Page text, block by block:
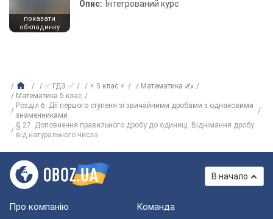
показати
обкладинку
Опис: Інтегрований курс
✅ ГДЗ ✅ ⚡ 5 клас ⚡
Математика ✍
Математика 5 клас
Розділ 6. Дії першого ступеня зі звичайними дробами з однаковими
знаменниками
§ 27. Доповнення правильного дробу до одиниці. Віднімання дробу
від натурального числа
В начало
Про компанію Команда